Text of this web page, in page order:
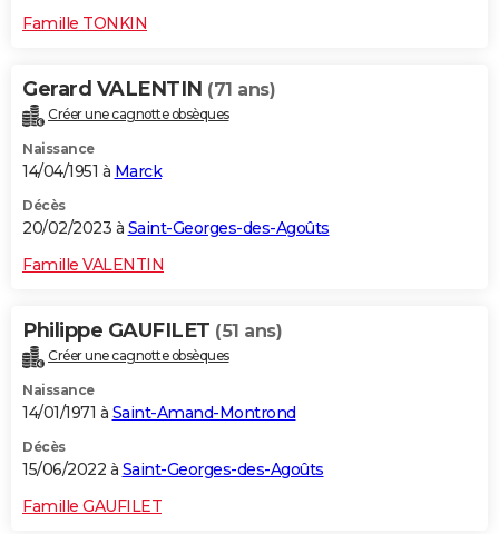
FORUM
Famille TONKIN
Gerard VALENTIN (71 ans)
Créer une cagnotte obsèques
Naissance
14/04/1951 à Marck
Décès
20/02/2023 à Saint-Georges-des-Agoûts
Famille VALENTIN
Philippe GAUFILET (51 ans)
Créer une cagnotte obsèques
Naissance
14/01/1971 à Saint-Amand-Montrond
Décès
15/06/2022 à Saint-Georges-des-Agoûts
Famille GAUFILET